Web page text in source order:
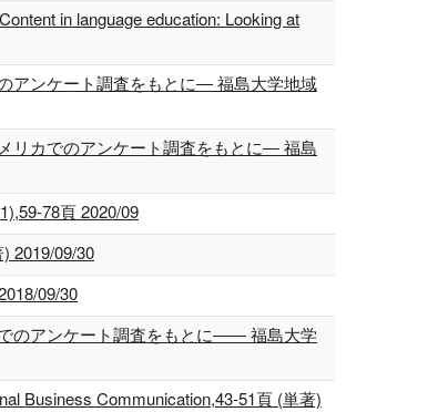
in language education: Looking at
アンケート調査をもとに― 福島大学地域
リカでのアンケート調査をもとに― 福島
78頁 2020/09
2019/09/30
09/30
のアンケート調査をもとに―― 福島大学
Business Communication,43-51頁 (単著)